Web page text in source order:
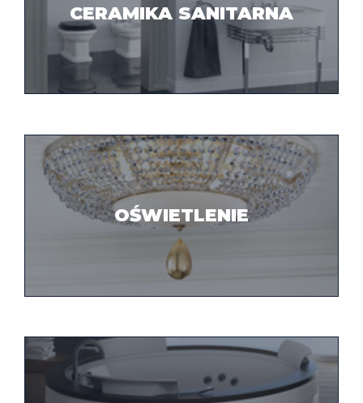
CERAMIKA SANITARNA
OŚWIETLENIE